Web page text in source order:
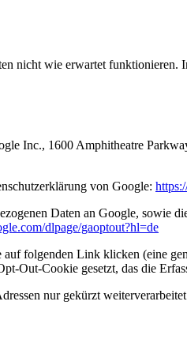
nicht wie erwartet
Inc., 1600 Amphitheatre
von Google:
Daten an Google, sowie
dlpage/gaoptout?hl=de
folgenden Link klicken (eine
Out-Cookie gesetzt, das die
nur gekürzt